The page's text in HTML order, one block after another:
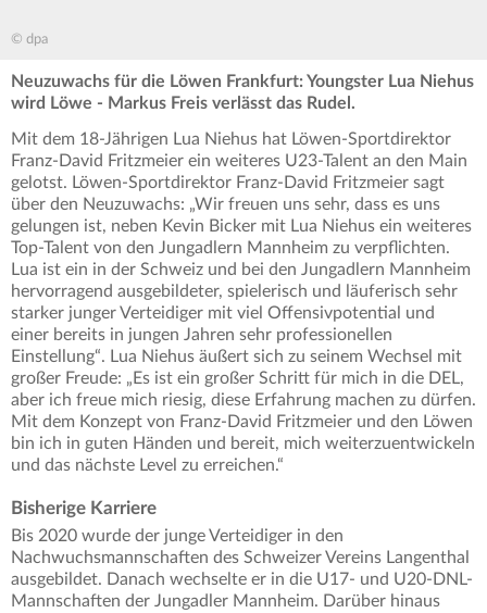
© dpa
Neuzuwachs für die Löwen Frankfurt: Youngster Lua Niehus
wird Löwe - Markus Freis verlässt das Rudel.
Mit dem 18-Jährigen Lua Niehus hat Löwen-Sportdirektor
Franz-David Fritzmeier ein weiteres U23-Talent an den Main
gelotst. Löwen-Sportdirektor Franz-David Fritzmeier sagt
über den Neuzuwachs: „Wir freuen uns sehr, dass es uns
gelungen ist, neben Kevin Bicker mit Lua Niehus ein weiteres
Top-Talent von den Jungadlern Mannheim zu verpflichten.
Lua ist ein in der Schweiz und bei den Jungadlern Mannheim
hervorragend ausgebildeter, spielerisch und läuferisch sehr
starker junger Verteidiger mit viel Offensivpotential und
einer bereits in jungen Jahren sehr professionellen
Einstellung“. Lua Niehus äußert sich zu seinem Wechsel mit
großer Freude: „Es ist ein großer Schritt für mich in die DEL,
aber ich freue mich riesig, diese Erfahrung machen zu dürfen.
Mit dem Konzept von Franz-David Fritzmeier und den Löwen
bin ich in guten Händen und bereit, mich weiterzuentwickeln
und das nächste Level zu erreichen.“
Bisherige Karriere
Bis 2020 wurde der junge Verteidiger in den
Nachwuchsmannschaften des Schweizer Vereins Langenthal
ausgebildet. Danach wechselte er in die U17- und U20-DNL-
Mannschaften der Jungadler Mannheim. Darüber hinaus